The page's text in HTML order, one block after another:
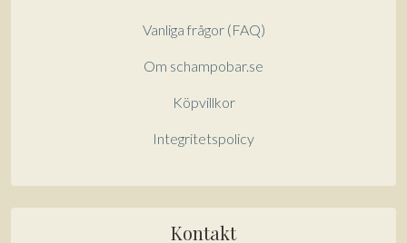
Vanliga frågor (FAQ)
Om schampobar.se
Köpvillkor
Integritetspolicy
Kontakt